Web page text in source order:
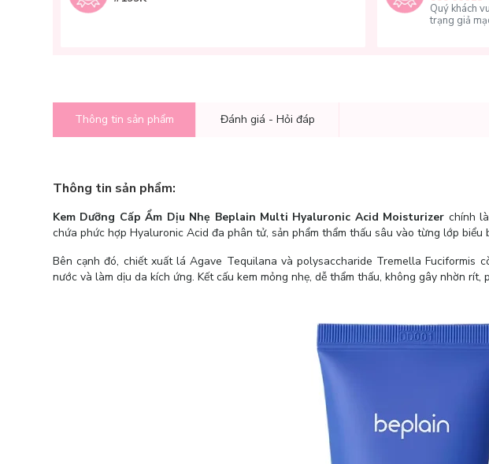
Quý khách
trạng giả
Thông tin sản phẩm Đánh giá - Hỏi đáp
Thông tin sản phẩm:
Kem Dưỡng Cấp Ẩm Dịu Nhẹ Beplain Multi Hyaluronic Acid Moisturizer chính
chứa phức hợp Hyaluronic Acid đa phân tử, sản phẩm thẩm thấu sâu vào từng lớp biểu
Bên cạnh đó, chiết xuất lá Agave Tequilana và polysaccharide Tremella Fuciformis
nước và làm dịu da kích ứng. Kết cấu kem mỏng nhẹ, dễ thẩm thấu, không gây nhờn